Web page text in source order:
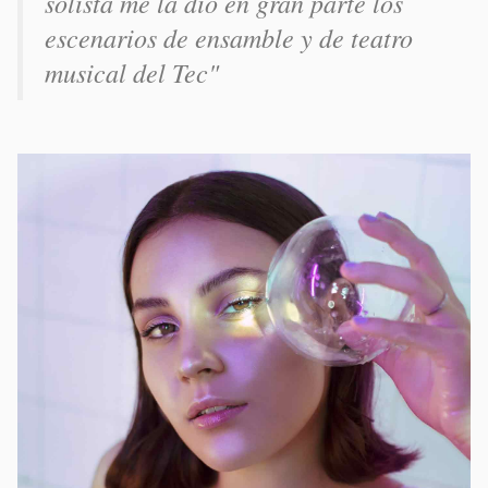
escenarios de ensamble y de teatro
musical del Tec"